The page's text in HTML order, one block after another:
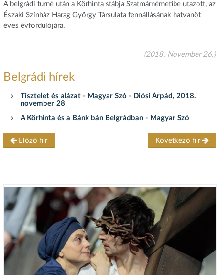
A belgrádi turné után a Körhinta stábja Szatmárnémetibe utazott, az
Északi Színház Harag György Társulata fennállásának hatvanöt
éves évfordulójára.
(2018. November 26.)
Belgrádi hírek
Tisztelet és alázat - Magyar Szó - Diósi Árpád, 2018.
november 28
A Körhinta és a Bánk bán Belgrádban - Magyar Szó
Előző hír Következő hír